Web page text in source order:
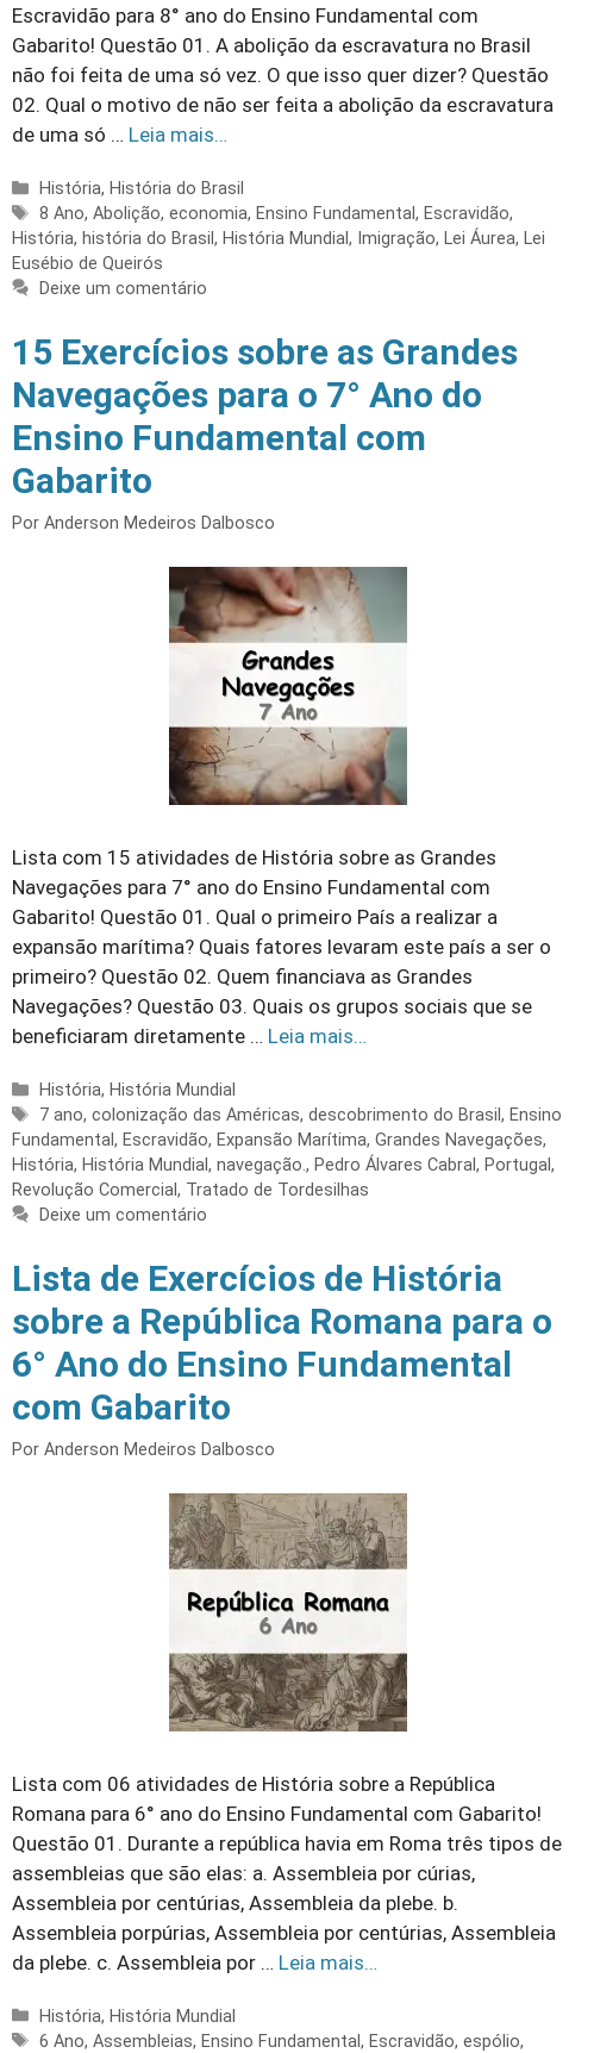
Escravidão para 8° ano do Ensino Fundamental com
Gabarito! Questão 01. A abolição da escravatura no Brasil
não foi feita de uma só vez. O que isso quer dizer? Questão
02. Qual o motivo de não ser feita a abolição da escravatura
de uma só … Leia mais…
Categorias
História, História do Brasil
Tags
8 Ano,Abolição,economia, Ensino Fundamental, Escravidão,
História, história do Brasil , História Mundial, Imigração, Lei Áurea, Lei
Eusébio de Queirós
Deixe um comentário
15 Exercícios sobre as Grandes
Navegações para o 7° Ano do
Ensino Fundamental com
Gabarito
Por Anderson Medeiros Dalbosco
Lista com 15 atividades de História sobre as Grandes
Navegações para 7° ano do Ensino Fundamental com
Gabarito! Questão 01. Qual o primeiro País a realizar a
expansão marítima? Quais fatores levaram este país a ser o
primeiro? Questão 02. Quem financiava as Grandes
Navegações? Questão 03. Quais os grupos sociais que se
beneficiaram diretamente … Leia mais…
Categorias
História, História Mundial
Tags
7 ano,colonização das Américas,descobrimento do Brasil, Ensino
Fundamental, Escravidão, Expansão Marítima, Grandes Navegações,
História, História Mundial, navegação., Pedro Álvares Cabral, Portugal,
Revolução Comercial, Tratado de Tordesilhas
Deixe um comentário
Lista de Exercícios de História
sobre a República Romana para o
6° Ano do Ensino Fundamental
com Gabarito
Por Anderson Medeiros Dalbosco
Lista com 06 atividades de História sobre a República
Romana para 6° ano do Ensino Fundamental com Gabarito!
Questão 01. Durante a república havia em Roma três tipos de
assembleias que são elas: a. Assembleia por cúrias,
Assembleia por centúrias, Assembleia da plebe. b.
Assembleia porpúrias, Assembleia por centúrias, Assembleia
da plebe. c. Assembleia por … Leia mais…
Categorias
História, História Mundial
Tags
6 Ano,Assembleias, Ensino Fundamental, Escravidão,espólio,